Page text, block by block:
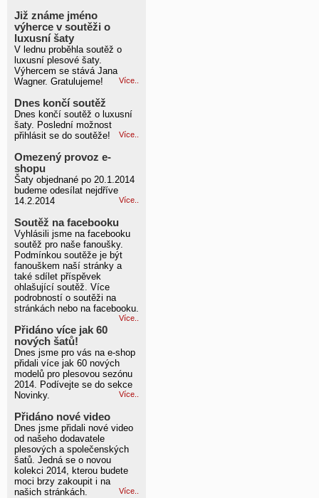
Již známe jméno
výherce v soutěži o
luxusní šaty
V lednu proběhla soutěž o
luxusní plesové šaty.
Výhercem se stává Jana
Wagner. Gratulujeme!
Více..
Dnes končí soutěž
Dnes končí soutěž o luxusní
šaty. Poslední možnost
přihlásit se do soutěže!
Více..
Omezený provoz e-
shopu
Šaty objednané po 20.1.2014
budeme odesílat nejdříve
14.2.2014
Více..
Soutěž na facebooku
Vyhlásili jsme na facebooku
soutěž pro naše fanoušky.
Podmínkou soutěže je být
fanouškem naší stránky a
také sdílet příspěvek
ohlašující soutěž. Více
podrobností o soutěži na
stránkách nebo na facebooku.
Více..
Přidáno více jak 60
nových šatů!
Dnes jsme pro vás na e-shop
přidali více jak 60 nových
modelů pro plesovou sezónu
2014. Podívejte se do sekce
Novinky.
Více..
Přidáno nové video
Dnes jsme přidali nové video
od našeho dodavatele
plesových a společenských
šatů. Jedná se o novou
kolekci 2014, kterou budete
moci brzy zakoupit i na
našich stránkách.
Více..